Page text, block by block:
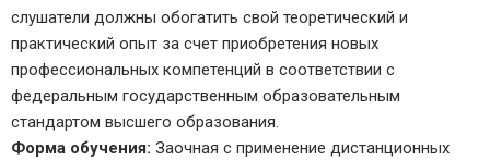
слушатели должны обогатить свой теоретический и
практический опыт за счет приобретения новых
профессиональных компетенций в соответствии с
федеральным государственным образовательным
стандартом высшего образования.
Форма обучения: Заочная с применение дистанционных